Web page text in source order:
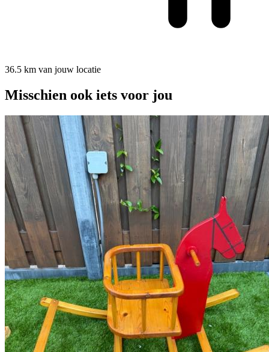
36.5 km van jouw locatie
Misschien ook iets voor jou